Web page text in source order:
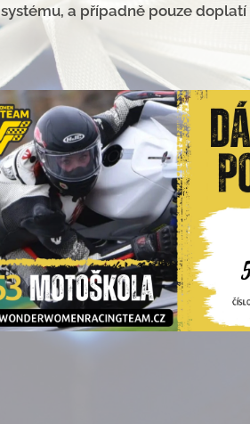
systému, a případně pouze doplatí